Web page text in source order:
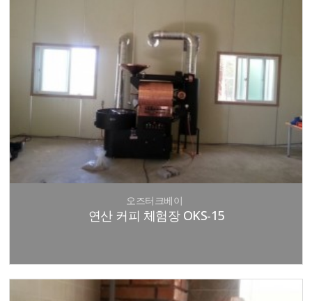
오즈터크베이
연산 커피 체험장 OKS-15